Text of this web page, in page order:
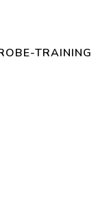
TRAINING